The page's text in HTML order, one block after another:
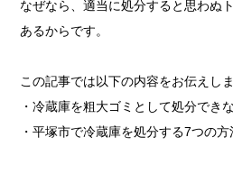
なぜなら、適当に処分すると思わぬ
あるからです。
この記事では以下の内容をお伝えしま
・冷蔵庫を粗大ゴミとして処分でき
・平塚市で冷蔵庫を処分する7つの方